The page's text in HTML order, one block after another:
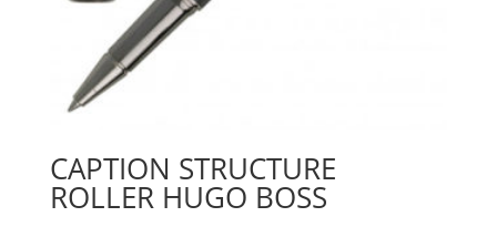
CAPTION STRUCTURE
ROLLER HUGO BOSS